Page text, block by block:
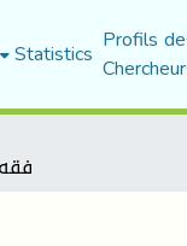
Statistics Profils